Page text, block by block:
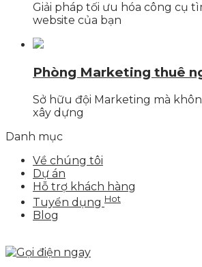
Giải pháp tối ưu hóa công cụ
website của bạn
Phòng Marketing thuê
Sở hữu đội Marketing mà
xây dựng
Danh mục
Về chúng tôi
Dự án
Hỗ trợ khách hàng
Tuyển dụng Hot
Blog